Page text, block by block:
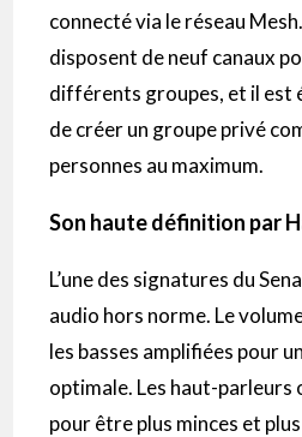
connecté via le réseau
disposent de neuf canaux
différents groupes, et il est
de créer un groupe privé
personnes au maximum.
Son haute définition par
L’une des signatures du
audio hors norme. Le
les basses amplifiées pour
optimale. Les haut-parleurs
pour être plus minces et